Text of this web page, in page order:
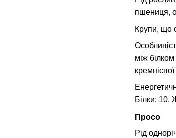
пшениця,
Крупи, що
між
Білки: 10,
Просо
Рід